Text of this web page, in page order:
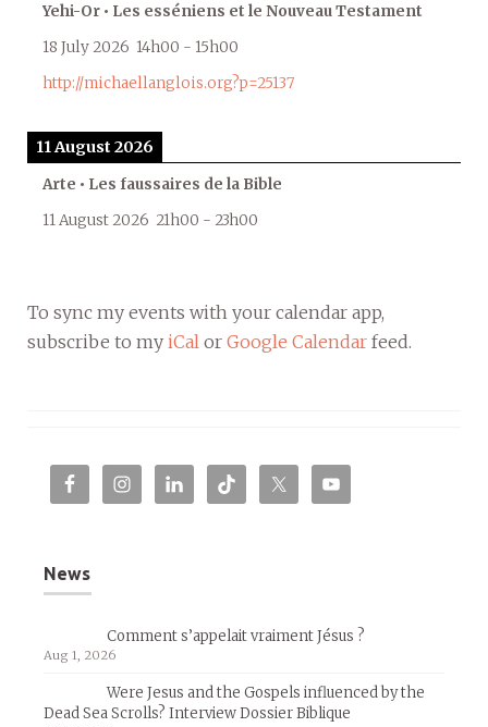
Yehi-Or • Les esséniens et le Nouveau Testament
18 July 2026 14h00 - 15h00
http://michaellanglois.org?p=25137
11 August 2026
Arte • Les faussaires de la Bible
11 August 2026 21h00 - 23h00
To sync my events with your calendar app,
subscribe to my iCal or Google Calendar feed.
News
Comment s’appelait vraiment Jésus ?
Aug 1, 2026
Were Jesus and the Gospels influenced by the
Dead Sea Scrolls? Interview Dossier Biblique